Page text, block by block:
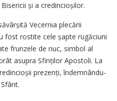
și a credincioșilor.
Vecernia plecării
fost rostite cele șapte rugăciuni
frunzele de nuc, simbol al
asupra Sfinților Apostoli. La
prezenți, îndemnându-